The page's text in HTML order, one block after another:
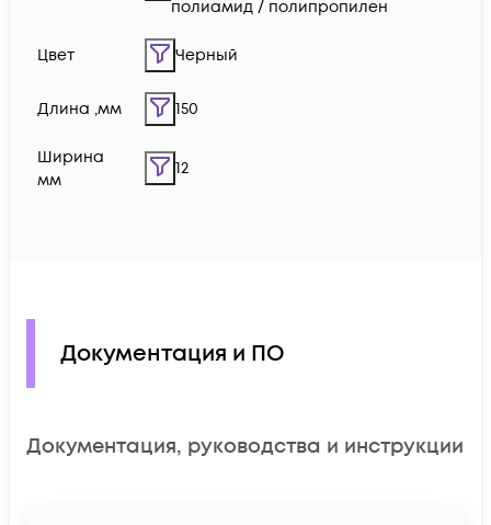
полиамид / полипропилен
Цвет Черный
Длина ,мм 150
Ширина
мм
12
Документация и ПО
Документация, руководства и инструкции